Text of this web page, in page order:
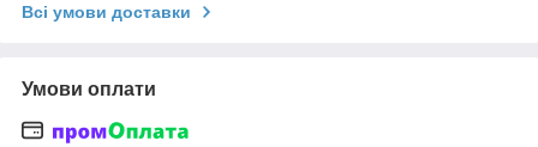
Всі умови доставки
Умови оплати